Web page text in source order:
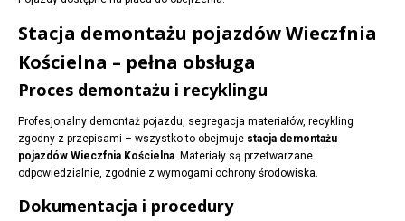
Stacja demontażu pojazdów Wieczfnia
Kościelna – pełna obsługa
Proces demontażu i recyklingu
Profesjonalny demontaż pojazdu, segregacja materiałów, recykling
zgodny z przepisami – wszystko to obejmuje stacja demontażu
pojazdów Wieczfnia Kościelna. Materiały są przetwarzane
odpowiedzialnie, zgodnie z wymogami ochrony środowiska.
Dokumentacja i procedury